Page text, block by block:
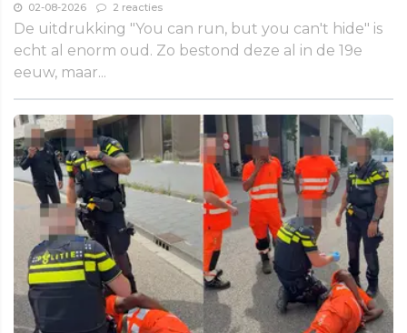
02-08-2026 2 reacties
De uitdrukking "You can run, but you can't hide" is
echt al enorm oud. Zo bestond deze al in de 19e
eeuw, maar...